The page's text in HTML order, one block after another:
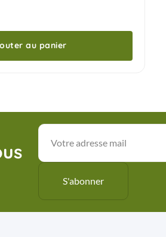
au panier